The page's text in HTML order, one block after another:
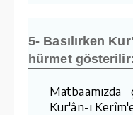
5- Basılırken
hürmet
Kur'ân-ı